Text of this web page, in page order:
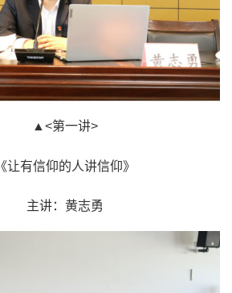
▲<第一讲>
《让有信仰的人讲信仰》
主讲：黄志勇